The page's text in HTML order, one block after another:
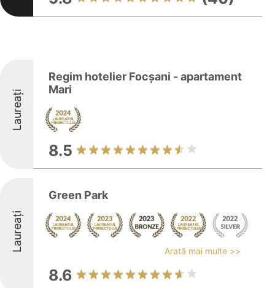
Laureați
Regim hotelier Focșani - apartament
Mari
8.5
Laureați
Green Park
Arată mai multe >>
8.6